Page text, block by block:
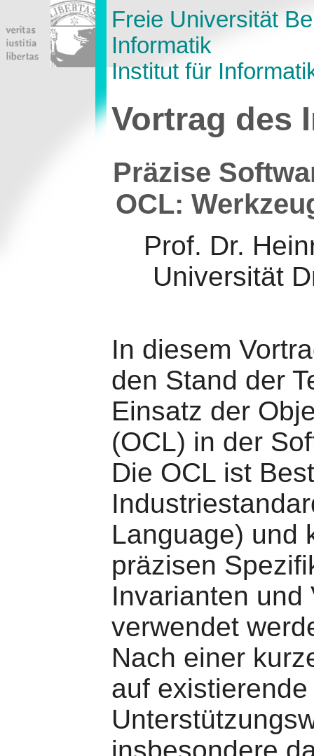
Freie Universität
Informatik
Institut für
Vortrag des
Präzise
OCL:
Prof. Dr.
Universität
In diesem
den Stand der
Einsatz der
(OCL) in der
Die OCL ist
Language) und
präzisen
Invarianten und
verwendet
Nach einer
auf